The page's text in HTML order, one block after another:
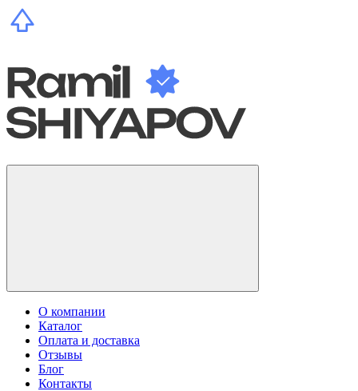
О компании
Каталог
Оплата и доставка
Отзывы
Блог
Контакты